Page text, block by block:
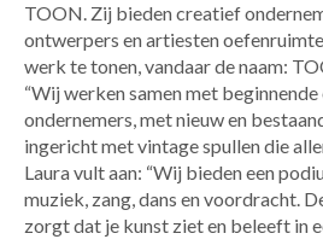
TOON. Zij biedencreatief
ontwerpers en artiestenoefenruimte
werk tetonen,vandaarde naam:
“Wij werken samen met
ondernemers, met nieuwen
ingericht met vintage spullen die
Laura vult aan: “Wij bieden een
muziek, zang, dans en voordracht.
zorgt dat je kunst ziet en beleeft in